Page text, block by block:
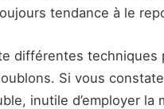
tendance à le
différentes techniques
Si vous
inutile d’employer